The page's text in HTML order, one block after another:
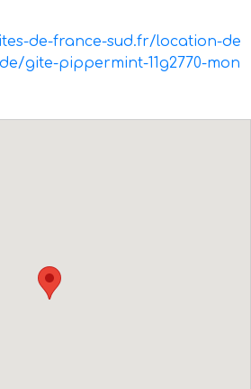
de-france-sud.fr/location-de
gite-pippermint-11g2770-mon